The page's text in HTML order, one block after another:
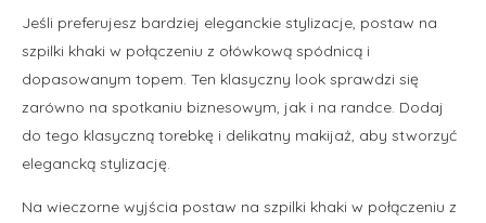
Jeśli preferujesz bardziej eleganckie stylizacje, postaw na
szpilki khaki w połączeniu z ołówkową spódnicą i
dopasowanym topem. Ten klasyczny look sprawdzi się
zarówno na spotkaniu biznesowym, jak i na randce. Dodaj
do tego klasyczną torebkę i delikatny makijaż, aby stworzyć
elegancką stylizację.
Na wieczorne wyjścia postaw na szpilki khaki w połączeniu z